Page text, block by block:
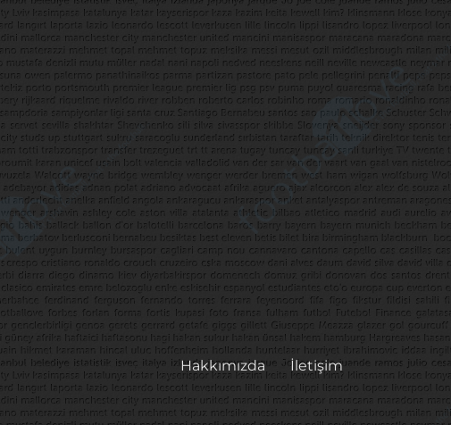
Hakkımızda İletişim